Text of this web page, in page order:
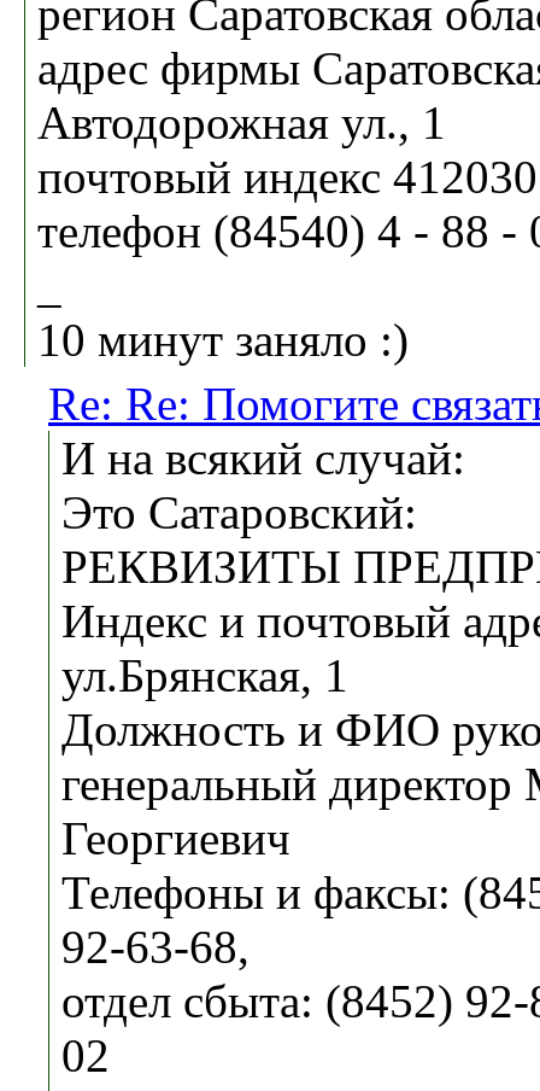
регион Саратовская
адрес фирмы
Автодорожная ул., 1
почтовый индекс 412030
телефон (84540) 4 - 88 -
10 минут заняло :)
Re: Re: Помогите
И на всякий случай:
Это Сатаровский:
РЕКВИЗИТЫ
Индекс и почтовый
ул.Брянская, 1
Должность и ФИО
генеральный
Георгиевич
Телефоны и факсы:
92-63-68,
отдел сбыта: (8452)
02